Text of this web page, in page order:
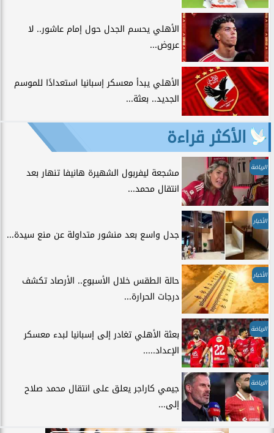
الأهلي يحسم الجدل حول إمام عاشور.. لا
عروض...
الأهلي يبدأ معسكر إسبانيا استعدادًا للموسم
الجديد.. بعثة...
الأكثر قراءة
الرياضة
مشجعة ليفربول الشهيرة هانيفا تنهار بعد
انتقال محمد...
الأخبار
جدل واسع بعد منشور متداولة عن منع سيدة...
الأخبار
حالة الطقس خلال الأسبوع.. الأرصاد تكشف
درجات الحرارة...
الرياضة
بعثة الأهلي تغادر إلى إسبانيا لبدء معسكر
الإعداد.....
الرياضة
جيمي كاراجر يعلق على انتقال محمد صلاح
إلى...